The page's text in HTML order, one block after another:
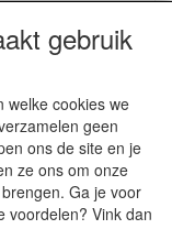
prijzen zijn
tenzij anders
gebruik
welke cookies we
geen
ons de site en je
ze ons om onze
Ga je voor
voordelen? Vink dan